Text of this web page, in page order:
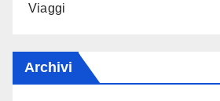
Viaggi
Archivi